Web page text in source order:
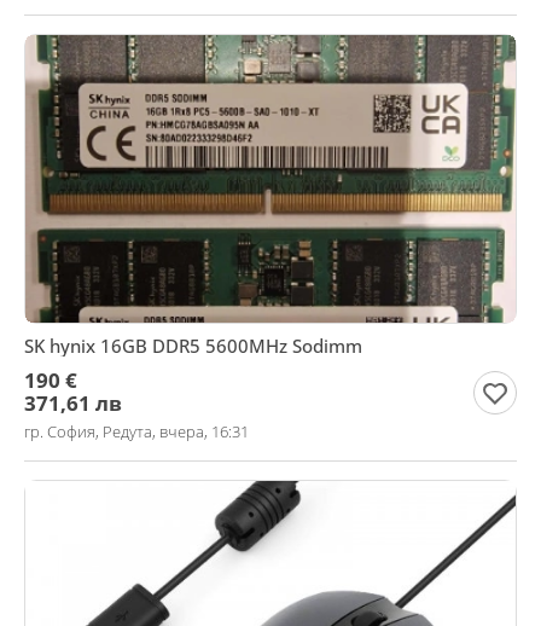
SK hynix 16GB DDR5 5600MHz Sodimm
190 €
371,61 лв
гр. София, Редута, вчера, 16:31